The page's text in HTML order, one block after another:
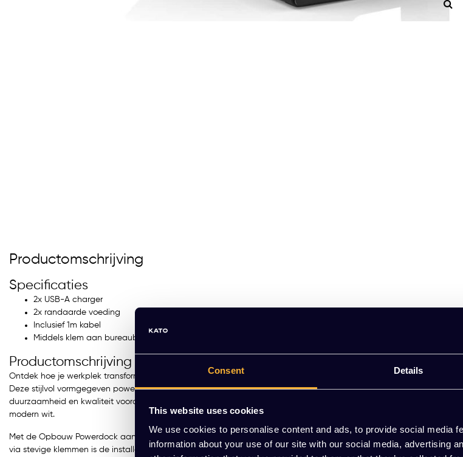
Consent Details
This website uses cookies
We use cookies to personalise content and ads, to provide social media
information about your use of our site with our social media, advertising
Productomschrijving
Specificaties
2x USB-A charger
2x randaarde voeding
Inclusief 1m kabel
Middels klem aan bureaublad te bevestigen
Productomschrijving
Ontdek hoe je werkplek transformeert met de Opbouw Powerdock, een duurzame keuze vol gemak en functionaliteit.
Deze stijlvol vormgegeven powerdock is een samensmelting van stevig kunststof en robuust metaal, waardoor
duurzaamheid en kwaliteit voorop staan. Kies de kleur die het beste bij jouw kantoor past: klassiek zwart of
modern wit.
Met de Opbouw Powerdock aan je zijde wordt elk bureaublad een hub van energie. Dankzij de simpele bevestiging
via stevige klemmen is de installatie een fluitje van een cent. Jij kiest waar de energie vloeit! De handige toevoeging